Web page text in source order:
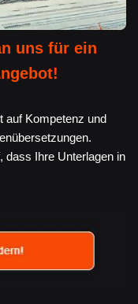
uns für ein
auf Kompetenz und
dass Ihre Unterlagen in